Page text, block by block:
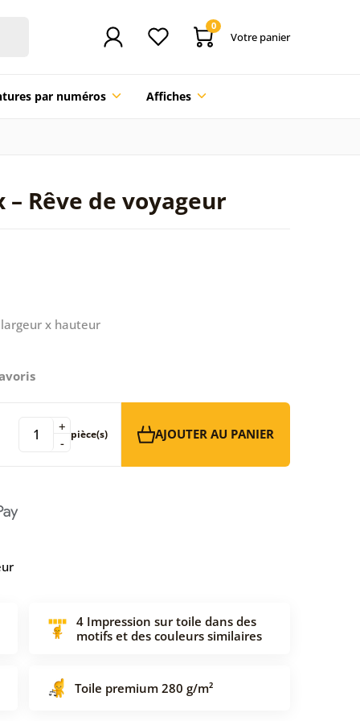
0
Votre panier
par numéros Affiches
Rêve de voyageur
x hauteur
-
+ pièce(s) AJOUTER AU PANIER
4 Impression sur toile dans des
motifs et des couleurs similaires
Toile premium 280 g/m²